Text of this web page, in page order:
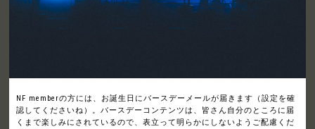
NF memberの方には、お誕生日にバースデーメールが届きます（設定を確
認してくださいね）。バースデーコンテンツは、皆さん自分のところに届
くまで楽しみにされているので、表立って明らかにしないようご配慮くだ